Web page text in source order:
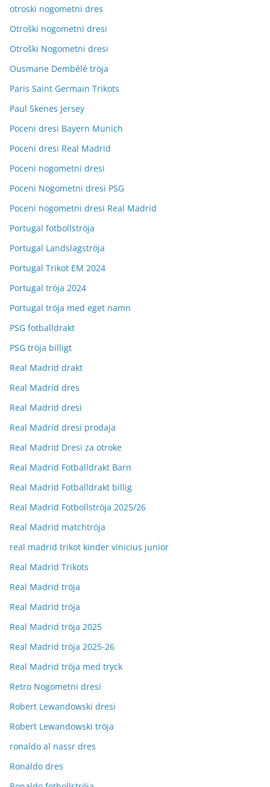
otroski nogometni dres
Otroški nogometni dresi
Otroški Nogometni dresi
Ousmane Dembélé tröja
Paris Saint Germain Trikots
Paul Skenes Jersey
Poceni dresi Bayern Munich
Poceni dresi Real Madrid
Poceni nogometni dresi
Poceni Nogometni dresi PSG
Poceni nogometni dresi Real Madrid
Portugal fotbollströja
Portugal Landslagströja
Portugal Trikot EM 2024
Portugal tröja 2024
Portugal tröja med eget namn
PSG fotballdrakt
PSG tröja billigt
Real Madrid drakt
Real Madrid dres
Real Madrid dresi
Real Madrid dresi prodaja
Real Madrid Dresi za otroke
Real Madrid Fotballdrakt Barn
Real Madrid Fotballdrakt billig
Real Madrid Fotbollströja 2025/26
Real Madrid matchtröja
real madrid trikot kinder vinicius junior
Real Madrid Trikots
Real Madrid tröja
Real Madrid tröja
Real Madrid tröja 2025
Real Madrid tröja 2025-26
Real Madrid tröja med tryck
Retro Nogometni dresi
Robert Lewandowski dresi
Robert Lewandowski tröja
ronaldo al nassr dres
Ronaldo dres